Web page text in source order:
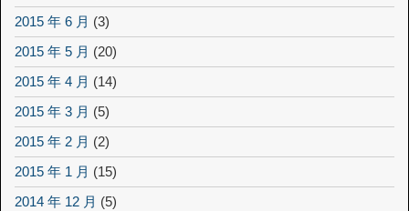
2015 年 6 月 (3)
2015 年 5 月 (20)
2015 年 4 月 (14)
2015 年 3 月 (5)
2015 年 2 月 (2)
2015 年 1 月 (15)
2014 年 12 月 (5)